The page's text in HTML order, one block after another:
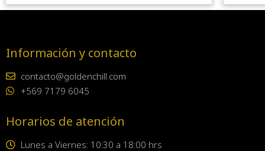
Información y contacto
contacto@goldenchill.com
+569 7179 6045
Horarios de atención
Lunes a Viernes: 10:30 a 18:00 hrs